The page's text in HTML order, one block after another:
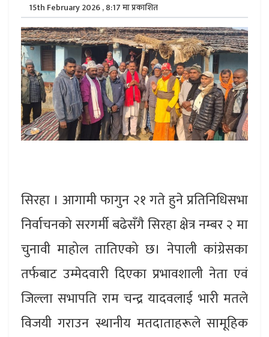
15th February 2026 , 8:17 मा प्रकाशित
सिरहा । आगामी फागुन २१ गते हुने प्रतिनिधिसभा
निर्वाचनको सरगर्मी बढेसँगै सिरहा क्षेत्र नम्बर २ मा
चुनावी माहोल तातिएको छ। नेपाली कांग्रेसका
तर्फबाट उम्मेदवारी दिएका प्रभावशाली नेता एवं
जिल्ला सभापति राम चन्द्र यादवलाई भारी मतले
विजयी गराउन स्थानीय मतदाताहरूले सामूहिक